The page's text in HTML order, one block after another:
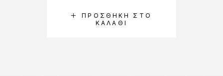
ΠΡΟΣΘΉΚΗ ΣΤΟ
ΚΑΛΆΘΙ